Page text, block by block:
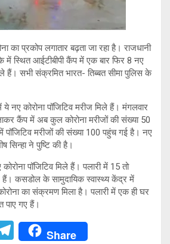
का प्रकोप लगातार बढ़ता जा रहा है। राजधानी
में स्थित आईटीबीपी कैंप में एक बार फिर 8 नए
हैं। सभी संक्रमित भारत- तिब्बत सीमा पुलिस के
नए कोरोना पॉजिटिव मरीज मिले हैं। मंगलवार
कैंप में अब कुल कोरोना मरीजों की संख्या 50
पॉजिटिव मरीजों की संख्या 100 पहुंच गई है। नए
सिन्हा ने पुष्टि की है।
पॉजिटिव मिले हैं। पलारी में 15 तो
कसडोल के सामुदायिक स्वास्थ्य केंद्र में
का संक्रमण मिला है। पलारी में एक ही घर
पाए गए हैं।
T
Share